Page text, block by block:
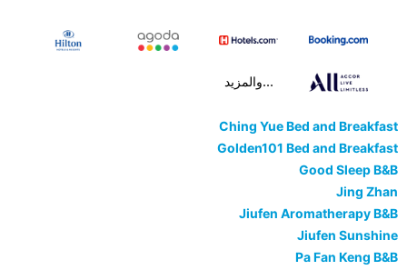
...والمزيد
Ching Yue Bed and Breakfast
Golden101 Bed and Breakfast
Good Sleep B&B
Jing Zhan
Jiufen Aromatherapy B&B
Jiufen Sunshine
Pa Fan Keng B&B